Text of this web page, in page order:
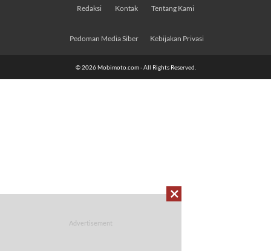
Redaksi Kontak Tentang Kami
Pedoman Media Siber Kebijakan Privasi
© 2026 Mobimoto.com - All Rights Reserved.
